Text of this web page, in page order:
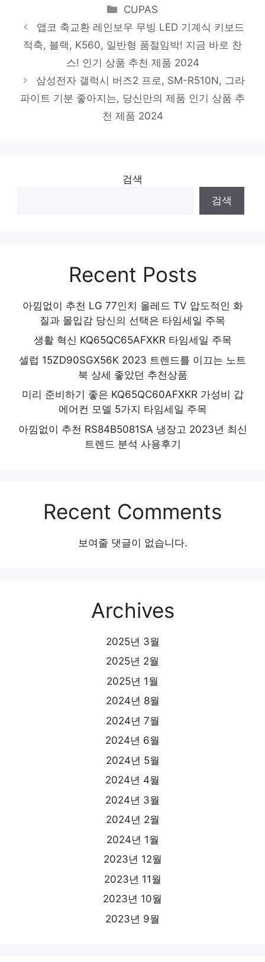
지금이 아니면 못 사요! 인기 상품 추천 제품
2024
브리츠 아날로그 레트로 휴대용 FM AM 라디
오 플레이어, BZ-R370, 혼합 색상
하루만에 품절될 아이템! 인기 상품 추천 제
품 2024
Categories
CUPAS
앱코 축교환 레인보우 무빙 LED 기계식 키보드
적축, 블랙, K560, 일반형 품절임박! 지금 바로 찬
스! 인기 상품 추천 제품 2024
삼성전자 갤럭시 버즈2 프로, SM-R510N, 그라
파이트 기분 좋아지는, 당신만의 제품 인기 상품 추
천 제품 2024
검색
검색
Recent Posts
아낌없이 추천 LG 77인치 올레드 TV 압도적인 화
질과 몰입감 당신의 선택은 타임세일 주목
생활 혁신 KQ65QC65AFXKR 타임세일 주목
셀럽 15ZD90SGX56K 2023 트렌드를 이끄는 노트
북 상세 좋았던 추천상품
미리 준비하기 좋은 KQ65QC60AFXKR 가성비 갑
에어컨 모델 5가지 타임세일 주목
아낌없이 추천 RS84B5081SA 냉장고 2023년 최신
트렌드 분석 사용후기
Recent Comments
보여줄 댓글이 없습니다.
Archives
2025년 3월
2025년 2월
2025년 1월
2024년 8월
2024년 7월
2024년 6월
2024년 5월
2024년 4월
2024년 3월
2024년 2월
2024년 1월
2023년 12월
2023년 11월
2023년 10월
2023년 9월